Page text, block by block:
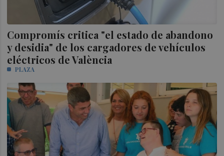
Compromís critica "el estado de abandono
y desidia" de los cargadores de vehículos
eléctricos de València
PLAZA